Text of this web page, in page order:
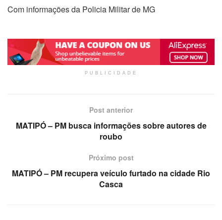
Com informações da Policia Militar de MG
PUBLICIDADE
Post anterior
MATIPÓ – PM busca informações sobre autores de
roubo
Próximo post
MATIPÓ – PM recupera veículo furtado na cidade Rio
Casca